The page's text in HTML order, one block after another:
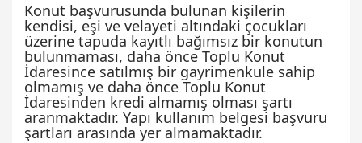
Konut başvurusunda bulunan kişilerin
kendisi, eşi ve velayeti altındaki çocukları
üzerine tapuda kayıtlı bağımsız bir konutun
bulunmaması, daha önce Toplu Konut
İdaresince satılmış bir gayrimenkule sahip
olmamış ve daha önce Toplu Konut
İdaresinden kredi almamış olması şartı
aranmaktadır. Yapı kullanım belgesi başvuru
şartları arasında yer almamaktadır.